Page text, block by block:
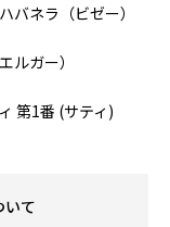
な曲を選んでいま
ネラ（ビゼー）
ガー）
第1番 (サティ)
いて